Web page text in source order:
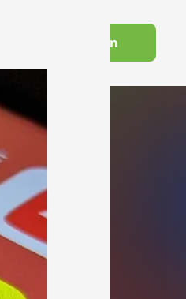
Futourist:in werden